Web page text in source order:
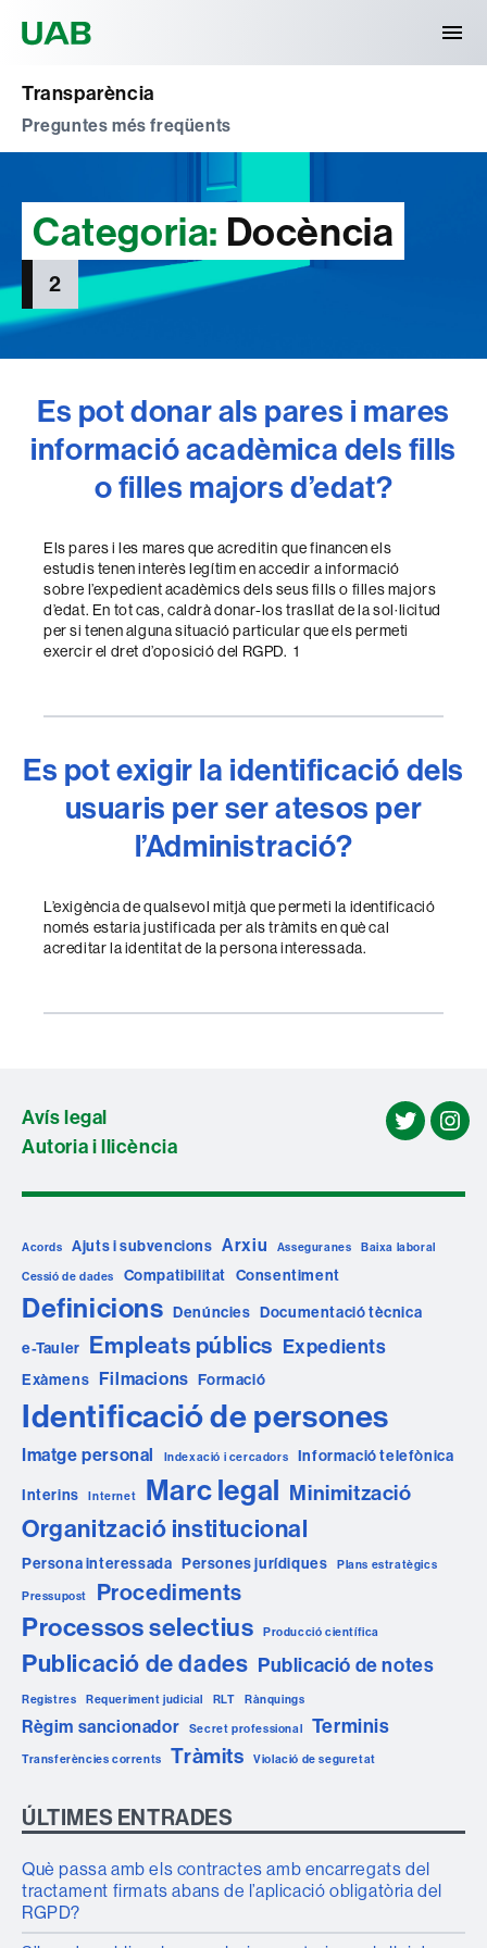
Transparència
Preguntes més freqüents
Categoria: Docència
2
Es pot donar als pares i mares
informació acadèmica dels fills
o filles majors d’edat?
Els pares i les mares que acreditin que financen els
estudis tenen interès legítim en accedir a informació
sobre l’expedient acadèmics dels seus fills o filles majors
d’edat. En tot cas, caldrà donar-los trasllat de la sol·licitud
per si tenen alguna situació particular que els permeti
exercir el dret d’oposició del RGPD. 1
Es pot exigir la identificació dels
usuaris per ser atesos per
l’Administració?
L’exigència de qualsevol mitjà que permeti la identificació
només estaria justificada per als tràmits en què cal
acreditar la identitat de la persona interessada.
Avís legal
Autoria i llicència
twitter
Acords Ajuts i subvencions Arxiu Asseguranes
Baixa laboral
Cessió de dades
Compatibilitat Consentiment
Definicions Denúncies Documentació tècnica
e-Tauler Empleats públics Expedients
Exàmens Filmacions Formació
Identificació de persones
Imatge personal Indexació i cercadors
Informació telefònica
Interins
Internet Marc legal Minimització
Organització institucional
Persona interessada Persones jurídiques Plans estratègics
Pressupost Procediments
Processos selectius Producció científica
Publicació de dades Publicació de notes
Registres Requeriment judicial RLT Rànquings
Règim sancionador Secret professional Terminis
Transferències corrents Tràmits Violació de seguretat
ÚLTIMES ENTRADES
Què passa amb els contractes amb encarregats del
tractament firmats abans de l’aplicació obligatòria del
RGPD?